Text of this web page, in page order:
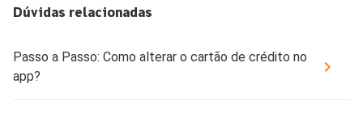
Dúvidas relacionadas
Passo a Passo: Como alterar o cartão de crédito no
app?